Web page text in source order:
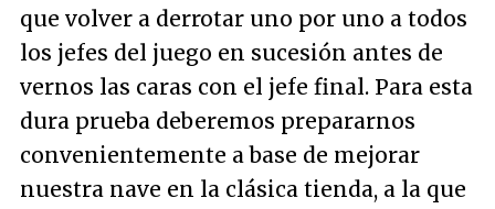
que volver a derrotar uno por uno a todos
los jefes del juego en sucesión antes de
vernos las caras con el jefe final. Para esta
dura prueba deberemos prepararnos
convenientemente a base de mejorar
nuestra nave en la clásica tienda, a la que